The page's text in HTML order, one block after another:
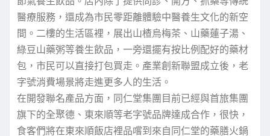
醫療服務，還成為市民零距離體驗中醫養生文化的新空
間。二樓的生活區裡，展出山楂烏梅茶、山藥蓮子湯、
綠豆山藥粥等養生飲品，一旁還擺有按比例配好的藥材
包，市民可以直接打包買走。產業創新聯盟成立後，老
字號消費場景將走進更多人的生活。
在開發聯名產品方面，同仁堂集團目前已經與首旅集團
旗下的全聚德、東來順等老字號品牌達成合作，很快，
食客們將在東來順飯店裡品嚐到來自同仁堂的藥膳火鍋